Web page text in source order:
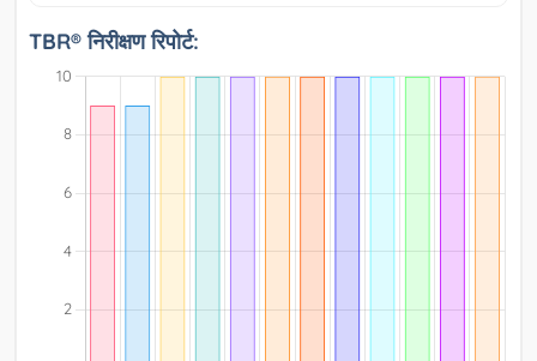
TBR® निरीक्षण रिपोर्ट: